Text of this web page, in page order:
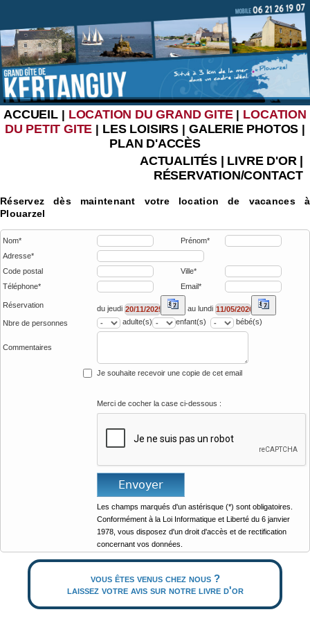
ACCUEIL| LOCATION DU GRAND GITE| LOCATION
DU PETIT GITE | LES LOISIRS | GALERIE PHOTOS |
PLAN D'ACCÈS
ACTUALITÉS| LIVRE D'OR|
RÉSERVATION/CONTACT
Réservez dès maintenant votre location de vacances à
Plouarzel
Nom*
Prénom*
Adresse*
Code postal
Ville*
Téléphone*
Email*
Réservation du jeudi
au lundi
Nbre de personnes
adulte(s) enfant(s) bébé(s)
Commentaires
Je souhaite recevoir une copie de cet email
Merci de cocher la case ci-dessous :
Les champs marqués d'un astérisque (*) sont obligatoires.
Conformément à la Loi Informatique et Liberté du 6 janvier
1978, vous disposez d'un droit d'accès et de rectification
concernant vos données.
vous êtes venus chez nous ?
laissez votre avis sur notre livre d'or